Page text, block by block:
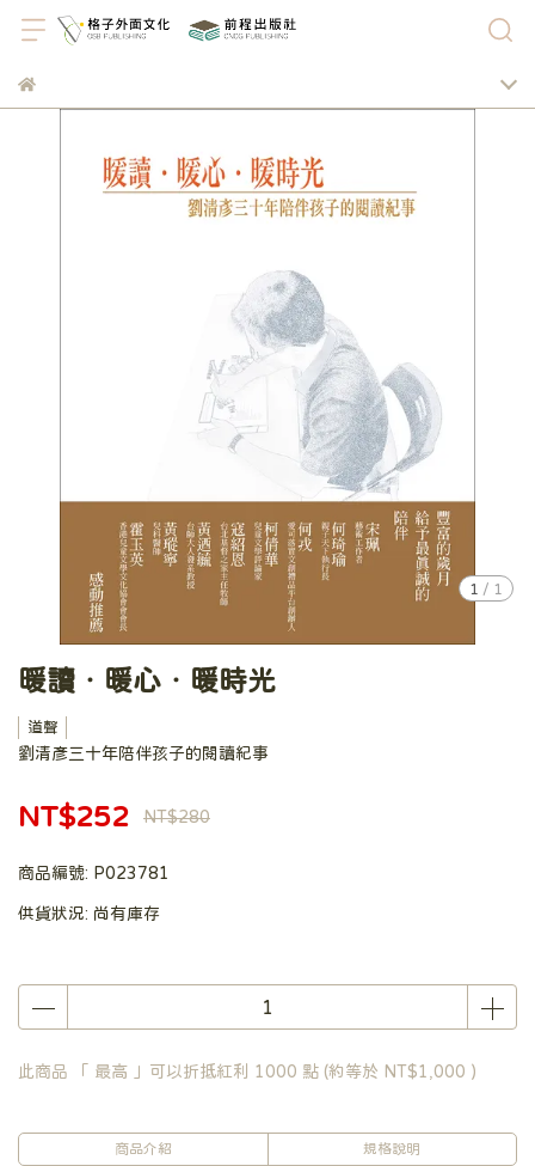
1 / 1
暖讀‧暖心‧暖時光
道聲
劉清彥三十年陪伴孩子的閱讀紀事
NT$252 NT$280
商品編號: P023781
供貨狀況: 尚有庫存
此商品 「 最高 」可以折抵紅利 1000 點 (約等於 NT$1,000 )
商品介紹 規格說明